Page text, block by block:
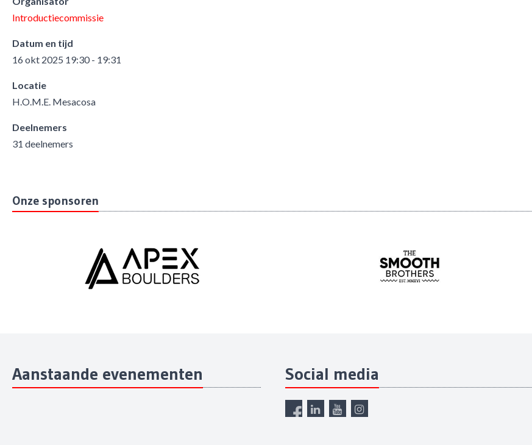
Introductiecommissie
Datum en tijd
16 okt 2025 19:30 - 19:31
Locatie
H.O.M.E. Mesacosa
Deelnemers
31 deelnemers
Onze sponsoren
Aanstaande evenementen Social media